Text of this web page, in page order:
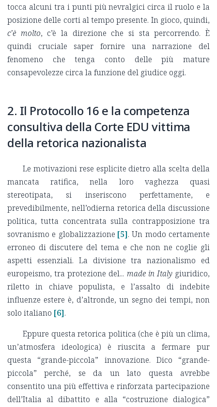
tocca alcuni tra i punti più nevralgici circa il ruolo e la
posizione delle corti al tempo presente. In gioco, quindi,
c’è molto, c’è la direzione che si sta percorrendo. È
quindi cruciale saper fornire una narrazione del
fenomeno che tenga conto delle più mature
consapevolezze circa la funzione del giudice oggi.
2. Il Protocollo 16 e la competenza
consultiva della Corte EDU vittima
della retorica nazionalista
Le motivazioni rese esplicite dietro alla scelta della
mancata ratifica, nella loro vaghezza quasi
stereotipata, si inseriscono perfettamente, e
prevedibilmente, nell’odierna retorica della discussione
politica, tutta concentrata sulla contrapposizione tra
sovranismo e globalizzazione [5]. Un modo certamente
erroneo di discutere del tema e che non ne coglie gli
aspetti essenziali. La divisione tra nazionalismo ed
europeismo, tra protezione del... made in Italygiuridico,
riletto in chiave populista, e l’assalto di indebite
influenze estere è, d’altronde, un segno dei tempi, non
solo italiano [6].
Eppure questa retorica politica (che è più un clima,
un’atmosfera ideologica) è riuscita a fermare pur
questa “grande-piccola” innovazione. Dico “grande-
piccola” perché, se da un lato questa avrebbe
consentito una più effettiva e rinforzata partecipazione
dell’Italia al dibattito e alla “costruzione dialogica”